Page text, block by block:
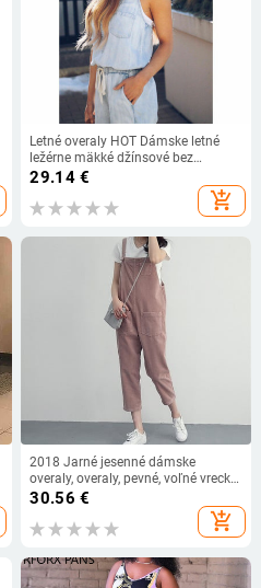
Letné overaly HOT Dámske letné
ležérne mäkké džínsové bez
rukávov s výstrihom do O-krku,
šnurovanie a vysoký pás, overaly s
popruhmi
29.14€
add_shopping_cart
2018 Jarné jesenné dámske
overaly, overaly, pevné, voľné vrecká,
manšestrové overaly, dámske
ležérne dlhé nohavice, študentské
nohavice A870
30.56 €
add_shopping_cart